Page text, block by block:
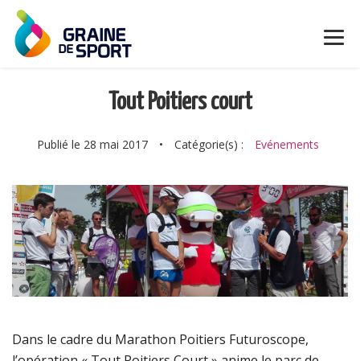
Tout Poitiers court
Publié le 28 mai 2017 • Catégorie(s) : Evénements
Dans le cadre du Marathon Poitiers Futuroscope,